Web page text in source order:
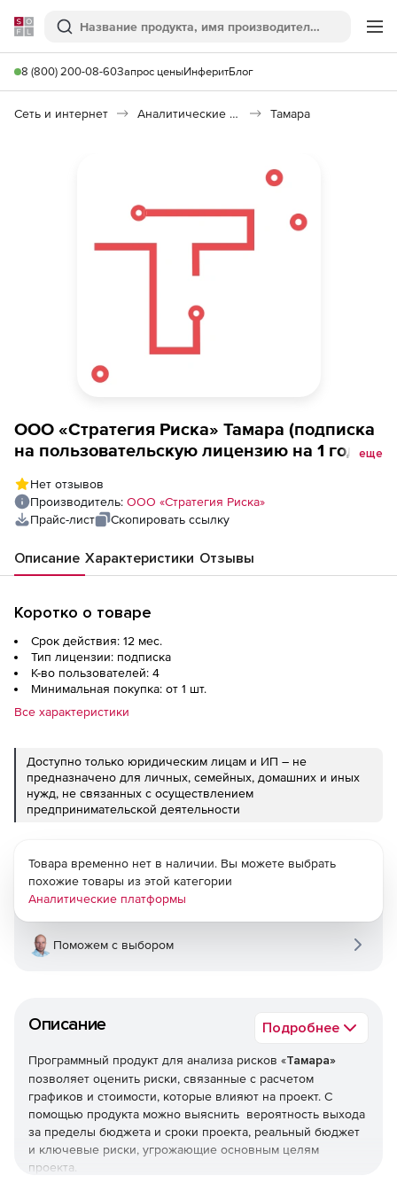
Softline
Поиск
8 (800) 200-08-60Запрос ценыИнферитБлог
Сеть и интернет Аналитические платформы Тамара
ООО «Стратегия Риска» Тамара (подписка
на пользовательскую лицензию на 1 год), 4
еще
Нет отзывов
Производитель: ООО «Стратегия Риска»
Прайс-лист
Скопировать ссылку
Описание Характеристики Отзывы
Коротко о товаре
Срок действия: 12 мес.
Тип лицензии: подписка
К-во пользователей: 4
Минимальная покупка: от 1 шт.
Все характеристики
Доступно только юридическим лицам и ИП – не
предназначено для личных, семейных, домашних и иных
нужд, не связанных с осуществлением
предпринимательской деятельности
Описание Подробнее
Программный продукт для анализа рисков «Тамара»
позволяет оценить риски, связанные с расчетом
графиков и стоимости, которые влияют на проект. С
помощью продукта можно выяснить вероятность выхода
за пределы бюджета и сроки проекта, реальный бюджет
и ключевые риски, угрожающие основным целям
проекта.
Товара временно нет в наличии. Вы можете выбрать
похожие товары из этой категории
Аналитические платформы
Поможем с выбором